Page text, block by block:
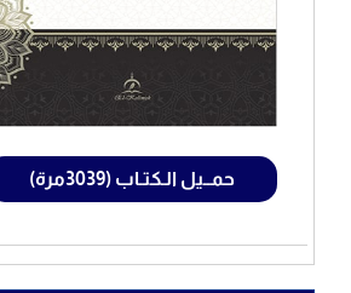
حمــيل الـكتـاب (3039مرة)